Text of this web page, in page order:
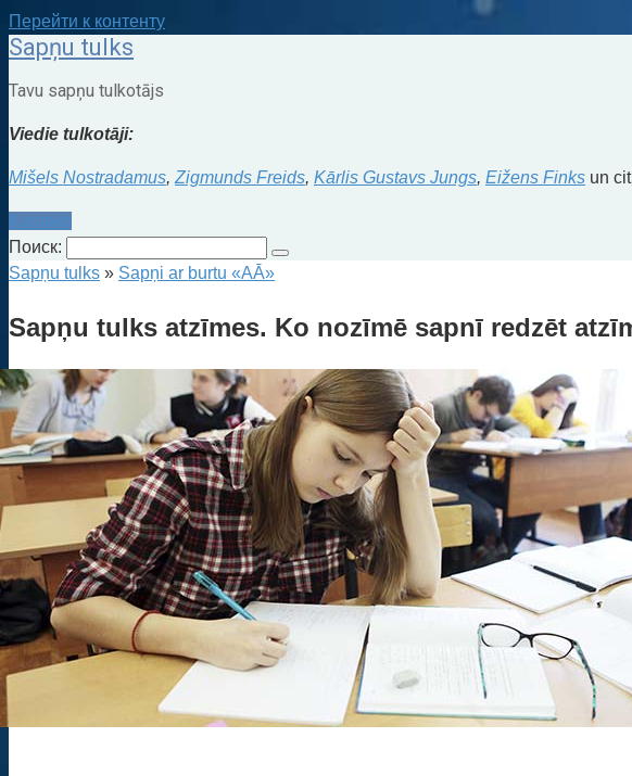
Перейти к контенту
Sapņu tulks
Tavu sapņu tulkotājs
Viedie tulkotāji:
Mišels Nostradamus, Zigmunds Freids, Kārlis Gustavs Jungs, Eižens Finks un
Kontakti
Поиск:
Sapņu tulks » Sapņi ar burtu «AĀ»
Sapņu tulks atzīmes. Ko nozīmē sapnī redzēt